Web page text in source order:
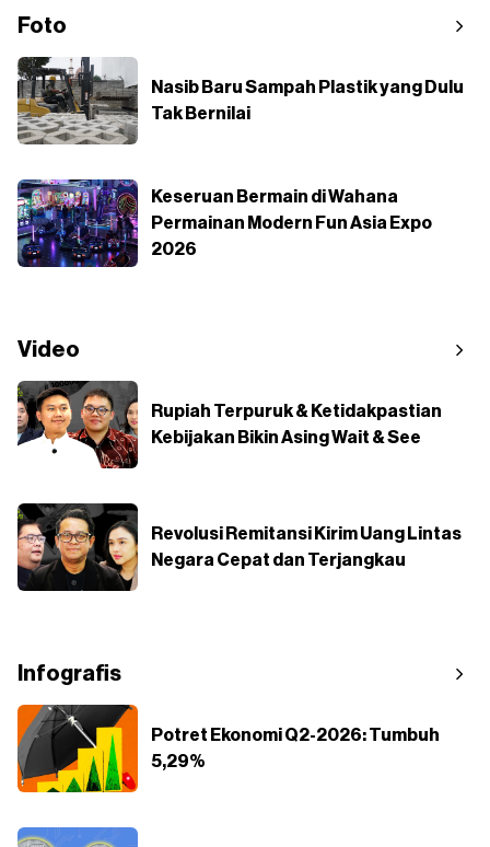
Foto
Nasib Baru Sampah Plastik yang Dulu
Tak Bernilai
Keseruan Bermain di Wahana
Permainan Modern Fun Asia Expo
2026
Video
Rupiah Terpuruk & Ketidakpastian
Kebijakan Bikin Asing Wait & See
Revolusi Remitansi Kirim Uang Lintas
Negara Cepat dan Terjangkau
Infografis
Potret Ekonomi Q2-2026: Tumbuh
5,29%